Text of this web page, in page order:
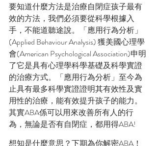
要知道什麼方法是治療自閉症孩子最有
效的方法，我們必須要從科學根據入
手，不能道聽途說。「應用行為分析」
(Applied Behaviour Analysis) 獲美國心理學
會(American Psychological Association)申明
了它是具有心理學科學基礎及科學實證
的治療方式。「應用行為分析」至今為
止具有最多科學實證證明其有效性及實
用性的治療，能有效提升孩子的能力。
其實ABA係可以用來改善所有人的行
為，無論是否有自閉症，都用得ABA!
想知是什麼意思？下期為你解密ABA！